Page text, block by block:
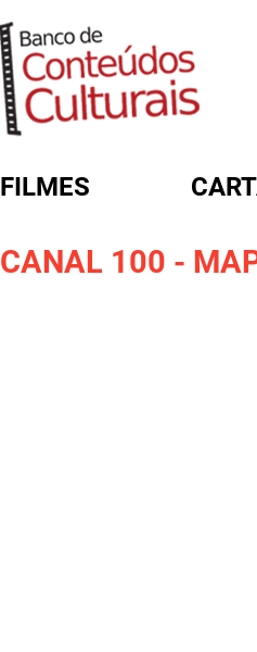
FILMES
CANAL 100 -